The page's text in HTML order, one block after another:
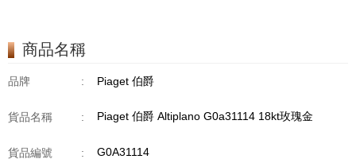
商品名稱
品牌 : Piaget 伯爵
貨品名稱 : Piaget 伯爵 Altiplano G0a31114 18kt玫瑰金
貨品編號 : G0A31114